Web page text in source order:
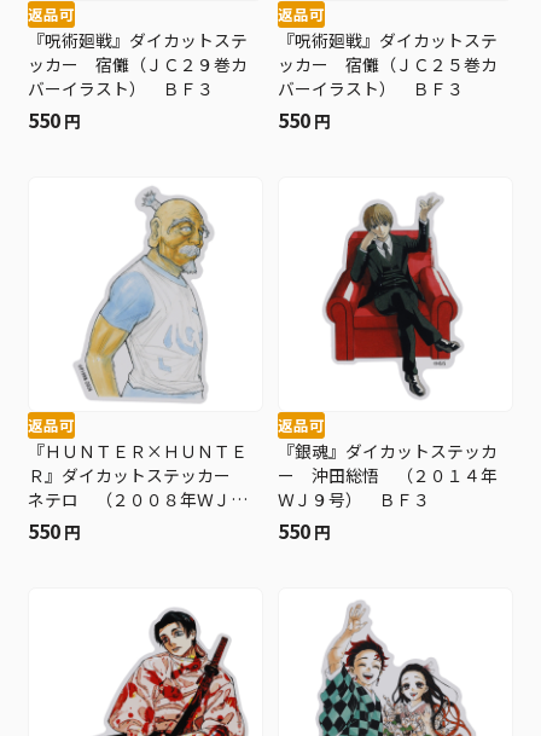
返品可
『呪術廻戦』ダイカットステ
ッカー 宿儺（ＪＣ２９巻カ
バーイラスト） ＢＦ３
550 円
返品可
『呪術廻戦』ダイカットステ
ッカー 宿儺（ＪＣ２５巻カ
バーイラスト） ＢＦ３
550 円
返品可
『ＨＵＮＴＥＲ×ＨＵＮＴＥ
Ｒ』ダイカットステッカー
ネテロ （２００８年ＷＪ２
１号） ＢＦ３
550 円
返品可
『銀魂』ダイカットステッカ
ー 沖田総悟 （２０１４年
ＷＪ９号） ＢＦ３
550 円